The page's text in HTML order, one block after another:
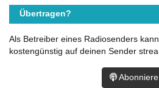
Übertragen?
Als Betreiber eines Radiosenders
kostengünstig auf deinen Sender